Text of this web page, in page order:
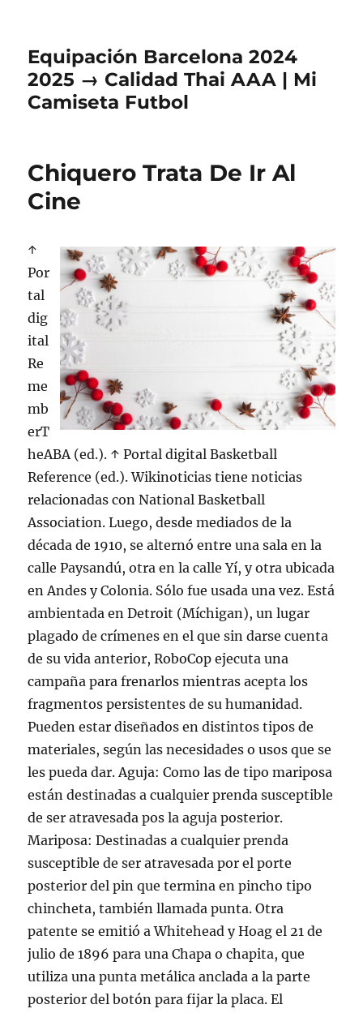
Equipación Barcelona 2024
2025 → Calidad Thai AAA | Mi
Camiseta Futbol
Chiquero Trata De Ir Al
Cine
↑
Por
tal
dig
ital
Re
me
mb
erT
heABA (ed.). ↑ Portal digital Basketball
Reference (ed.). Wikinoticias tiene noticias
relacionadas con National Basketball
Association. Luego, desde mediados de la
década de 1910, se alternó entre una sala en la
calle Paysandú, otra en la calle Yí, y otra ubicada
en Andes y Colonia. Sólo fue usada una vez. Está
ambientada en Detroit (Míchigan), un lugar
plagado de crímenes en el que sin darse cuenta
de su vida anterior, RoboCop ejecuta una
campaña para frenarlos mientras acepta los
fragmentos persistentes de su humanidad.
Pueden estar diseñados en distintos tipos de
materiales, según las necesidades o usos que se
les pueda dar. Aguja: Como las de tipo mariposa
están destinadas a cualquier prenda susceptible
de ser atravesada pos la aguja posterior.
Mariposa: Destinadas a cualquier prenda
susceptible de ser atravesada por el porte
posterior del pin que termina en pincho tipo
chincheta, también llamada punta. Otra
patente se emitió a Whitehead y Hoag el 21 de
julio de 1896 para una Chapa o chapita, que
utiliza una punta metálica anclada a la parte
posterior del botón para fijar la placa. El